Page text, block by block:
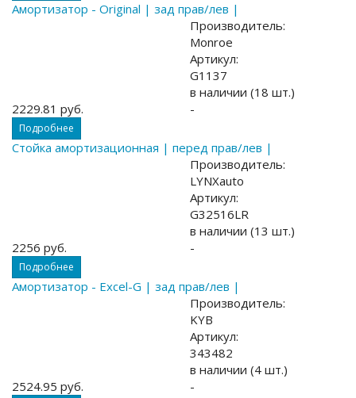
Амортизатор - Original | зад прав/лев |
Производитель:
Monroe
Артикул:
G1137
в наличии (18 шт.)
2229.81 руб.
-
Подробнее
Стойка амортизационная | перед прав/лев |
Производитель:
LYNXauto
Артикул:
G32516LR
в наличии (13 шт.)
2256 руб.
-
Подробнее
Амортизатор - Excel-G | зад прав/лев |
Производитель:
KYB
Артикул:
343482
в наличии (4 шт.)
2524.95 руб.
-